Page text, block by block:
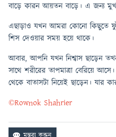
বাড়ে কারন আয়তন বাড়ে। এ জন্য
এছাড়াও যখন আমরা কোনো কিছুতে ফুঁ
শিস দেওয়ার সময় হয়ে থাকে।
আবার, আপনি যখন নিশ্বাস ছাড়েন
সাথে শরীরের তাপমাত্রা বেরিয়ে
থেকে বাতাসটা নিয়েই ছাড়েন। যার
©Rownok Shahrier